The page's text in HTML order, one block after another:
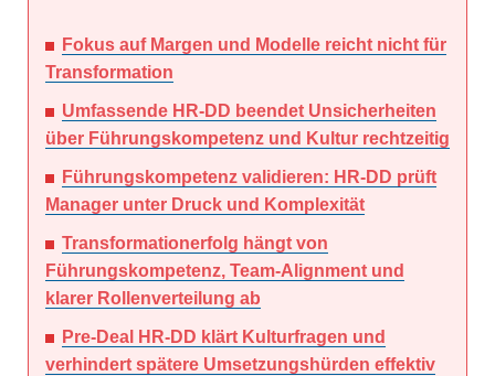
Fokus auf Margen und Modelle reicht nicht für
Transformation
Umfassende HR-DD beendet Unsicherheiten
über Führungskompetenz und Kultur rechtzeitig
Führungskompetenz validieren: HR-DD prüft
Manager unter Druck und Komplexität
Transformationerfolg hängt von
Führungskompetenz, Team-Alignment und
klarer Rollenverteilung ab
Pre-Deal HR-DD klärt Kulturfragen und
verhindert spätere Umsetzungshürden effektiv